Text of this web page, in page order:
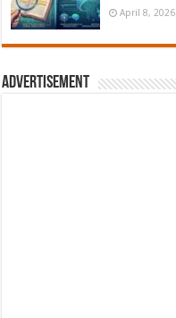
April 8, 2026
Advertisement